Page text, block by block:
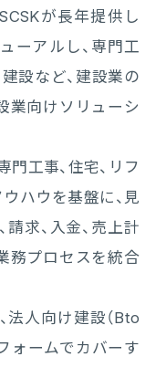
が長年提供し
ーアルし、専門工
設など、建設業の
業向けソリューシ
工事、住宅、リフ
ハウを基盤に、見
請求、入金、売上計
務プロセスを統合
法人向け建設（Bto
ォームでカバーす